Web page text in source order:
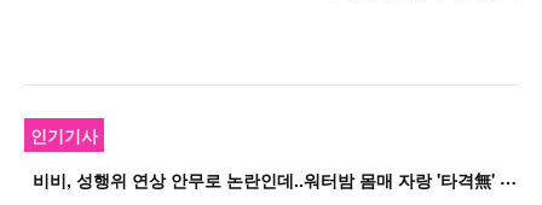
인기기사
비
비, 성행위 연상 안무로 논란인데..워터밤 몸매 자랑 '타격無' 근황